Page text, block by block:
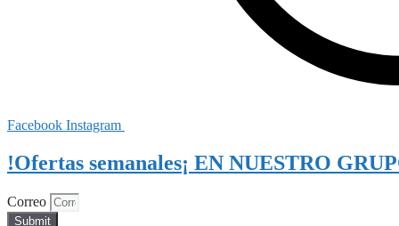
Facebook Instagram
!Ofertas semanales¡ EN NUESTRO
Correo
Submit